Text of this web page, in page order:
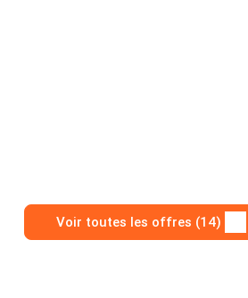
Voir toutes les offres (14)